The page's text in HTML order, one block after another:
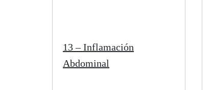
13 – Inflamación
Abdominal